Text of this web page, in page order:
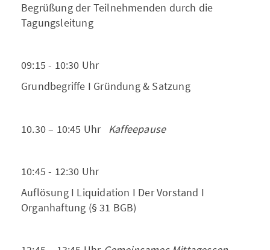
Begrüßung der Teilnehmenden durch die
Tagungsleitung
09:15 - 10:30 Uhr
Grundbegriffe I Gründung & Satzung
10.30 – 10:45 Uhr Kaffeepause
10:45 - 12:30 Uhr
Auflösung I Liquidation I Der Vorstand I
Organhaftung (§ 31 BGB)